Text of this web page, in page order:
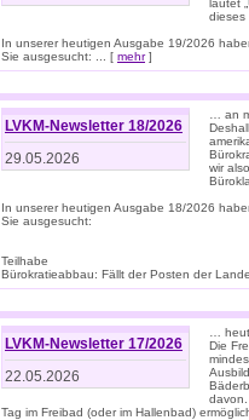
lautet
dieses
In unserer heutigen Ausgabe 19/2026
Sie ausgesucht: ... [ mehr]
LVKM-Newsletter 18/2026
29.05.2026
… an
wir
In unserer heutigen Ausgabe 18/2026
Sie ausgesucht:
Teilhabe
Bürokratieabbau: Fällt der Posten der
LVKM-Newsletter 17/2026
22.05.2026
…
Die
davon.
Tag im Freibad (oder im Hallenbad)